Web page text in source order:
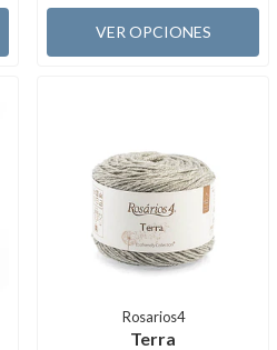
VER OPCIONES
Rosarios4
Terra